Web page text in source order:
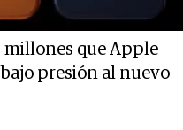
millones que Apple
presión al nuevo